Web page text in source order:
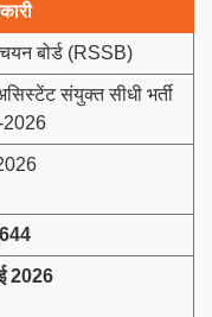
बोर्ड (RSSB)
संयुक्त सीधी भर्ती
2026
2026